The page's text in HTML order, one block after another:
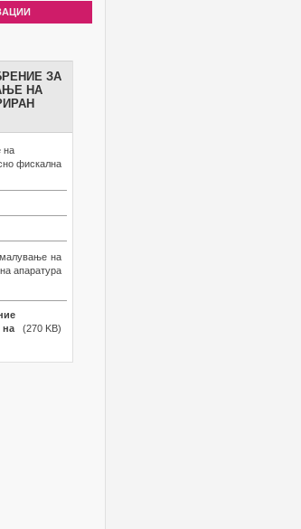
ЗА
НА
на
фискална
на
апаратура
на
(270 KB)